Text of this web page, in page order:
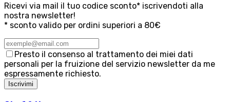
Ricevi via mail il tuo codice sconto* iscrivendoti alla
nostra newsletter!
* sconto valido per ordini superiori a 80€
Presto il consenso al trattamento dei miei dati
personali per la fruizione del servizio newsletter da me
espressamente richiesto.
Iscrivimi